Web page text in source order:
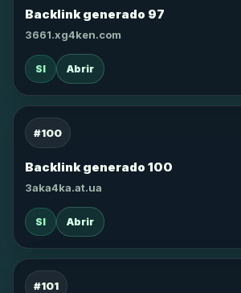
Backlink generado 97
3661.xg4ken.com
SI Abrir
#100
Backlink generado 100
3aka4ka.at.ua
SI Abrir
#101